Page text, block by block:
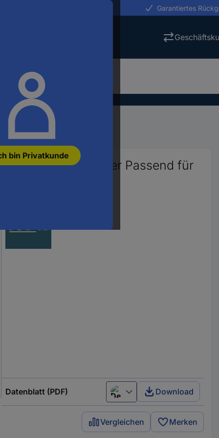
bin Privatkunde
Garantiertes
Arduino Shields
Uno Motortreiber Passend für
Datenblatt (PDF) Deutsch (Deutschland)
Download
Vergleichen Merken